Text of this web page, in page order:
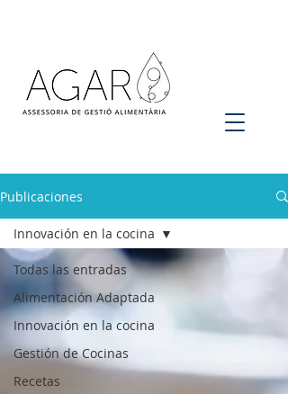
Publicaciones
Todas las entradas
Alimentación Adaptada
Innovación en la cocina
Gestión de Cocinas
Recetas
Innovación en la cocina